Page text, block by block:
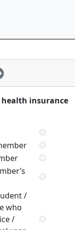
insurance
/
who
/